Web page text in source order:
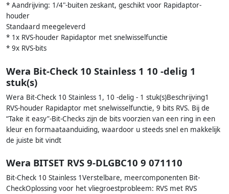
* Aandrijving: 1/4"-buiten zeskant, geschikt voor Rapidaptor-
houder
Standaard meegeleverd
* 1x RVS-houder Rapidaptor met snelwisselfunctie
* 9x RVS-bits
Wera Bit-Check 10 Stainless 1 10 -delig 1
stuk(s)
Wera Bit-Check 10 Stainless 1, 10 -delig - 1 stuk(s)Beschrijving1
RVS-houder Rapidaptor met snelwisselfunctie, 9 bits RVS. Bij de
“Take it easy”-Bit-Checks zijn de bits voorzien van een ring in een
kleur en formaataanduiding, waardoor u steeds snel en makkelijk
de juiste bit vindt
Wera BITSET RVS 9-DLGBC10 9 071110
Bit-Check 10 Stainless 1Verstelbare, meercomponenten Bit-
CheckOplossing voor het vliegroestprobleem: RVS met RVS